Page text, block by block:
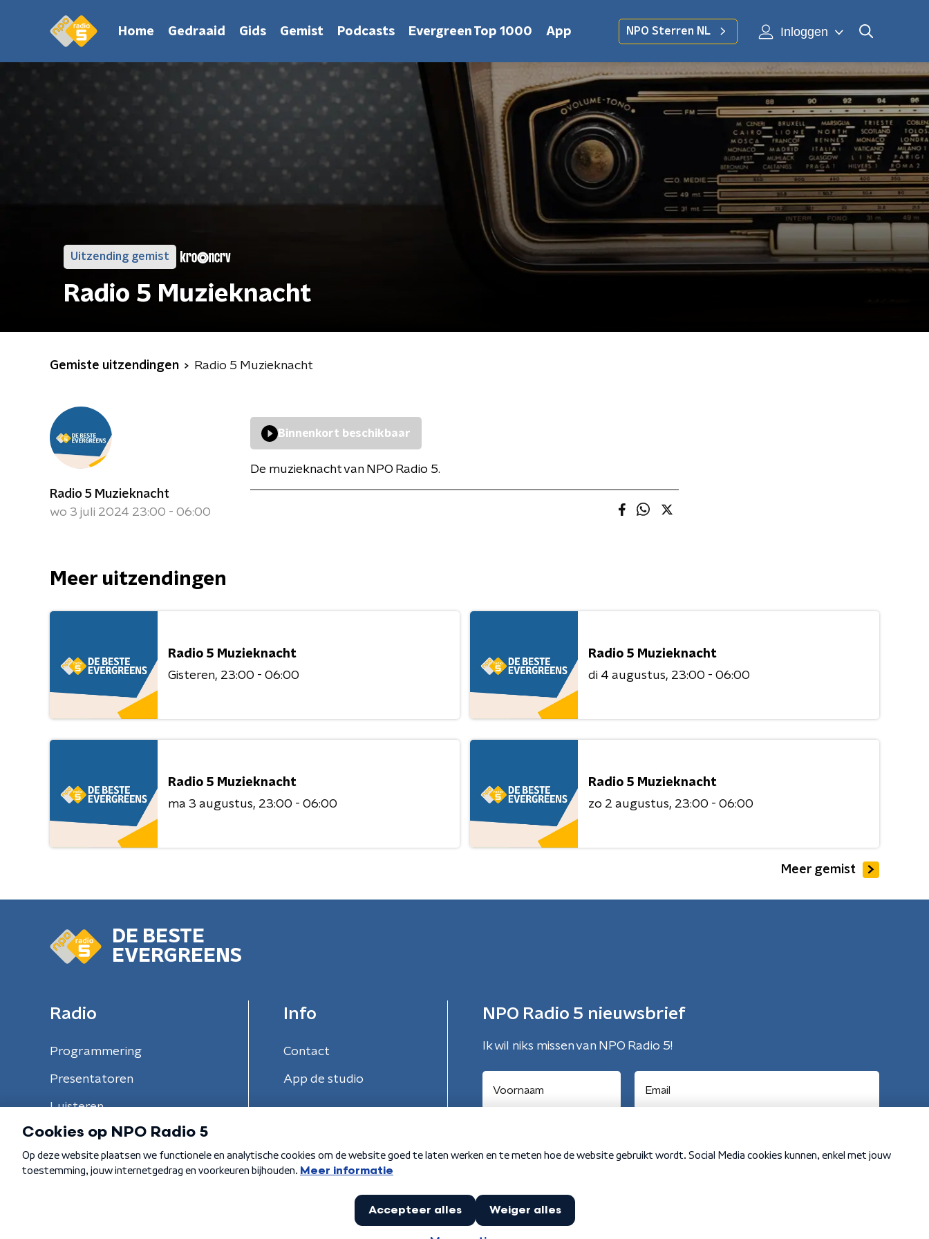
Home Gedraaid Gids Gemist Podcasts Evergreen Top 1000 App NPO Sterren NL Inloggen
Uitzending gemist
Radio 5 Muzieknacht
Gemiste uitzendingen Radio 5 Muzieknacht
Radio 5 Muzieknacht
wo 3 juli 2024 23:00 - 06:00
Binnenkort beschikbaar
De muzieknacht van NPO Radio 5.
Meer uitzendingen
Radio 5 Muzieknacht
Gisteren 23:00 - 06:00
Radio 5 Muzieknacht
di 4 augustus 23:00 - 06:00
Radio 5 Muzieknacht
ma 3 augustus 23:00 - 06:00
Radio 5 Muzieknacht
zo 2 augustus 23:00 - 06:00
Meer gemist
DE BESTE
EVERGREENS
Radio
Programmering
Presentatoren
Luisteren
Info
Contact
App de studio
NPO Radio 5 nieuwsbrief
Ik wil niks missen van NPO Radio 5!
Algemene voorwaarden Privacybeleid